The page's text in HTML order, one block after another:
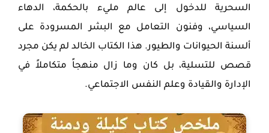
السحرية للدخول إلى عالم مليء بالحكمة، الدهاء
السياسي، وفنون التعامل مع البشر المسرودة على
ألسنة الحيوانات والطيور. هذا الكتاب الخالد لم يكن مجرد
قصص للتسلية، بل كان وما زال منهجاً متكاملاً في
الإدارة والقيادة وعلم النفس الاجتماعي.